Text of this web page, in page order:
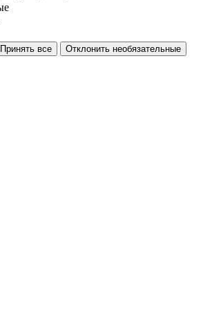
Принять все Отклонить необязательные